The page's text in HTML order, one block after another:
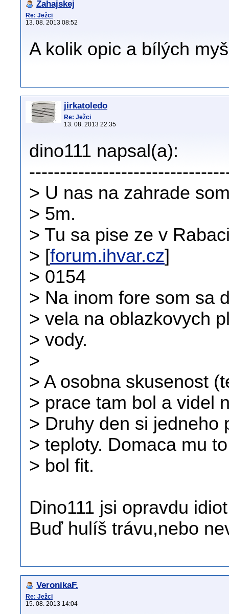
Zahajskej
Re: Ježci
13. 08. 2013 08:52
A kolik opic a bílých
jirkatoledo
Re: Ježci
13. 08. 2013 22:35
dino111 napsal(a):
> U nas na zahrade
> 5m.
> Tu sa pise ze v
> [forum.ihvar.cz]
> 0154
> Na inom fore som sa
> vela na oblazkovych
> vody.
>
> A osobna skusenost
> prace tam bol a videl
> Druhy den si jedneho
> teploty. Domaca mu
> bol fit.
Dino111 jsi opravdu
Buď hulíš trávu,nebo
VeronikaF.
Re: Ježci
15. 08. 2013 14:04